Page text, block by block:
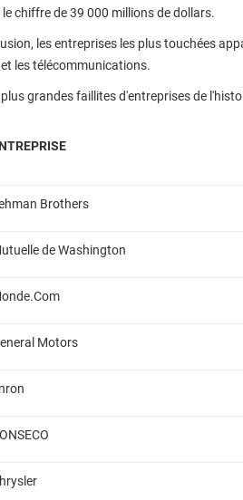
chiffre de 39 000 millions de dollars.
les entreprises les plus touchées
et les télécommunications.
grandes faillites d'entreprises de
Brothers
de Washington
Motors